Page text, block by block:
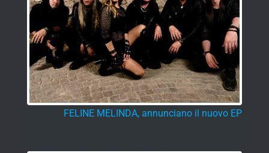
FELINE MELINDA, annunciano il nuovo EP